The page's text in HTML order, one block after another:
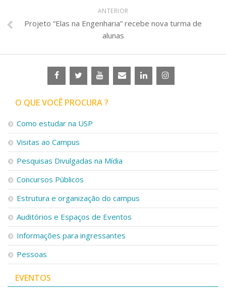
ANTERIOR
Projeto “Elas na Engenharia” recebe nova turma de
alunas
O QUE VOCÊ PROCURA ?
Como estudar na USP
Visitas ao Campus
Pesquisas Divulgadas na Mídia
Concursos Públicos
Estrutura e organização do campus
Auditórios e Espaços de Eventos
Informações para ingressantes
Pessoas
EVENTOS